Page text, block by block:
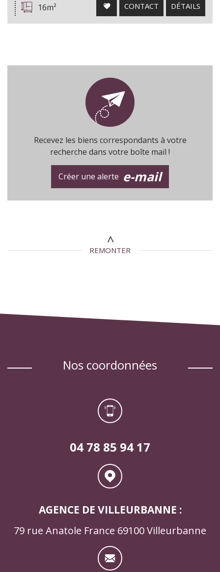
16m² CONTACT DÉTAILS
Recevez les biens correspondants à votre
recherche dans votre boîte mail !
Créer une alerte e-mail
REMONTER
nos coordonnées
04 78 85 94 17
AGENCE DE VILLEURBANNE :
79 rue Anatole France 69100 Villeurbanne